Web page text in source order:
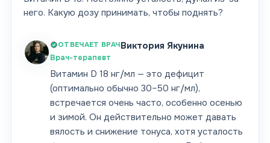
него. Какую дозу принимать, чтобы поднять?
ОТВЕЧАЕТ ВРАЧВиктория Якунина
Врач-терапевт
Витамин D 18 нг/мл — это дефицит
(оптимально обычно 30–50 нг/мл),
встречается очень часто, особенно осенью
и зимой. Он действительно может давать
вялость и снижение тонуса, хотя усталость